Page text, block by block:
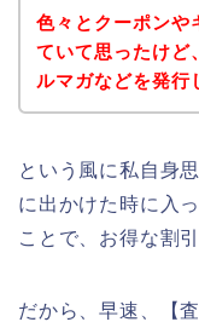
色々とクーポンや
ていて思ったけど
ルマガなどを発行
という風に私自身
に出かけた時に入
ことで、お得な割
だから、早速、【